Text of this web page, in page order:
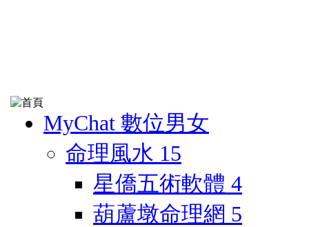
MyChat 數位男女
命理風水 15
星僑五術軟體 4
葫蘆墩命理網 5